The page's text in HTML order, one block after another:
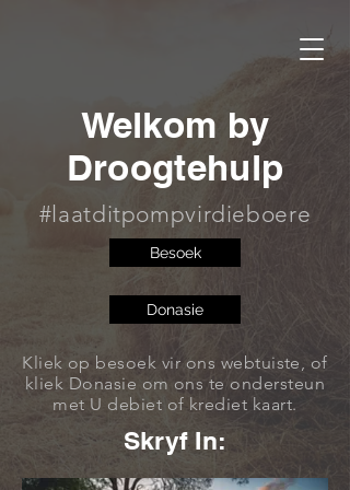
Welkom by
Droogtehulp
#laatditpompvirdieboere
Besoek
Donasie
Kliek op besoek vir ons webtuiste, of
kliek Donasie om ons te ondersteun
met U debiet of krediet kaart.
Skryf In: